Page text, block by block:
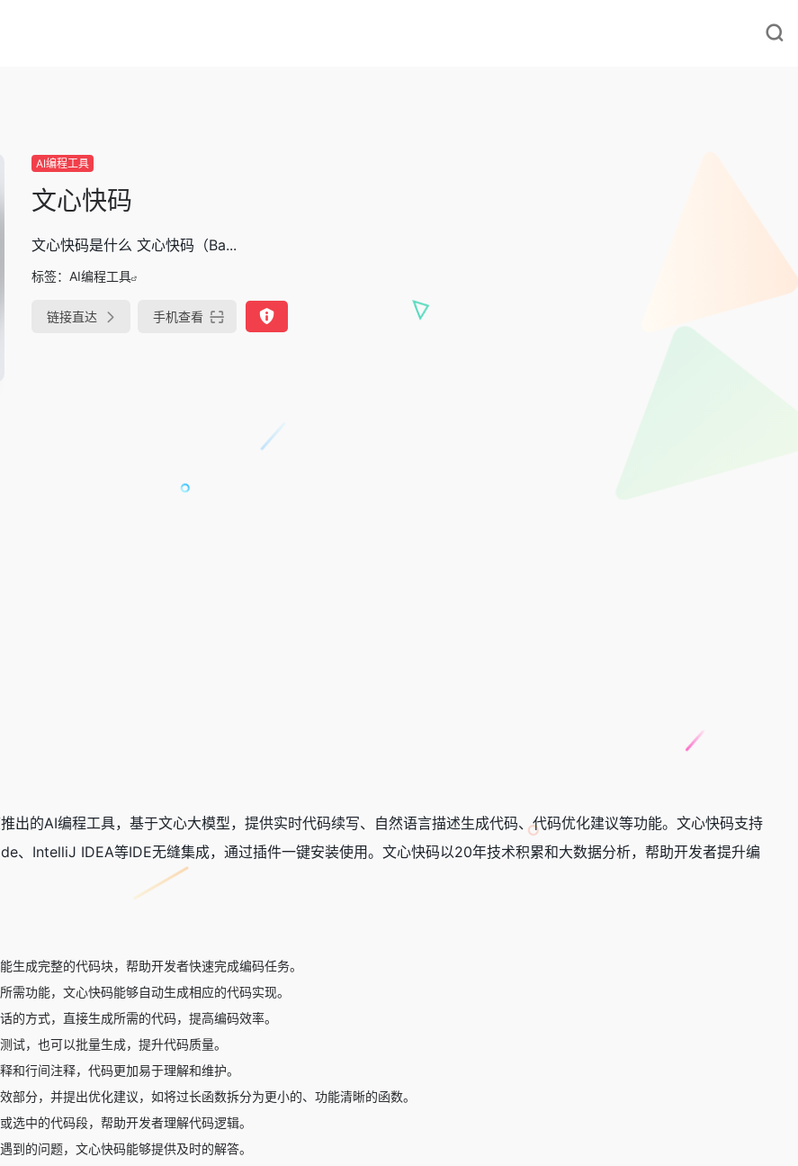
AI编程工具
文心快码
文心快码是什么 文心快码（Ba...
标签： AI编程工具
链接直达 手机查看
出的AI编程工具，基于文心大模型，提供实时代码续写、自然语言描述生成代码、代码优化建议等功能。文心快码支持
、IntelliJ IDEA等IDE无缝集成，通过插件一键安装使用。文心快码以20年技术积累和大数据分析，帮助开发者提升编
生成完整的代码块，帮助开发者快速完成编码任务。
需功能，文心快码能够自动生成相应的代码实现。
的方式，直接生成所需的代码，提高编码效率。
试，也可以批量生成，提升代码质量。
和行间注释，代码更加易于理解和维护。
部分，并提出优化建议，如将过长函数拆分为更小的、功能清晰的函数。
选中的代码段，帮助开发者理解代码逻辑。
到的问题，文心快码能够提供及时的解答。